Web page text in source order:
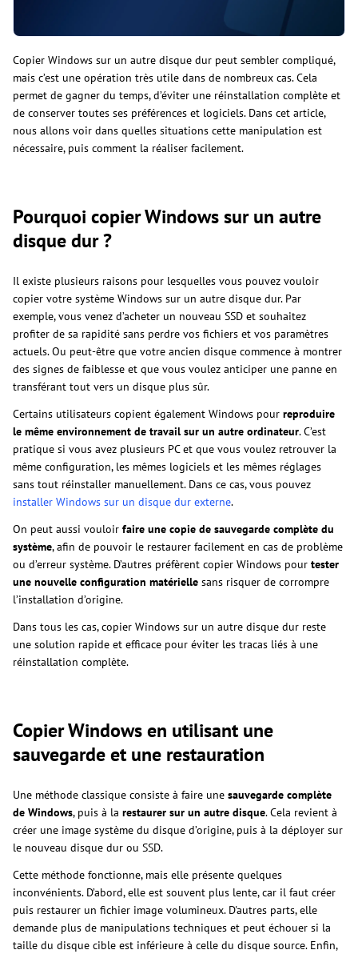
Copier Windows sur un autre disque dur peut sembler compliqué,
mais c’est une opération très utile dans de nombreux cas. Cela
permet de gagner du temps, d’éviter une réinstallation complète et
de conserver toutes ses préférences et logiciels. Dans cet article,
nous allons voir dans quelles situations cette manipulation est
nécessaire, puis comment la réaliser facilement.
Pourquoi copier Windows sur un autre
disque dur ?
Il existe plusieurs raisons pour lesquelles vous pouvez vouloir
copier votre système Windows sur un autre disque dur. Par
exemple, vous venez d’acheter un nouveau SSD et souhaitez
profiter de sa rapidité sans perdre vos fichiers et vos paramètres
actuels. Ou peut-être que votre ancien disque commence à montrer
des signes de faiblesse et que vous voulez anticiper une panne en
transférant tout vers un disque plus sûr.
Certains utilisateurs copient également Windows pour reproduire
le même environnement de travail sur un autre ordinateur. C’est
pratique si vous avez plusieurs PC et que vous voulez retrouver la
même configuration, les mêmes logiciels et les mêmes réglages
sans tout réinstaller manuellement. Dans ce cas, vous pouvez
installer Windows sur un disque dur externe.
On peut aussi vouloir faire une copie de sauvegarde complète du
système, afin de pouvoir le restaurer facilement en cas de problème
ou d’erreur système. D’autres préfèrent copier Windows pour tester
une nouvelle configuration matérielle sans risquer de corrompre
l’installation d’origine.
Dans tous les cas, copier Windows sur un autre disque dur reste
une solution rapide et efficace pour éviter les tracas liés à une
réinstallation complète.
Copier Windows en utilisant une
sauvegarde et une restauration
Une méthode classique consiste à faire une sauvegarde complète
de Windows, puis à la restaurer sur un autre disque. Cela revient à
créer une image système du disque d’origine, puis à la déployer sur
le nouveau disque dur ou SSD.
Cette méthode fonctionne, mais elle présente quelques
inconvénients. D’abord, elle est souvent plus lente, car il faut créer
puis restaurer un fichier image volumineux. D'autres parts, elle
demande plus de manipulations techniques et peut échouer si la
taille du disque cible est inférieure à celle du disque source. Enfin,